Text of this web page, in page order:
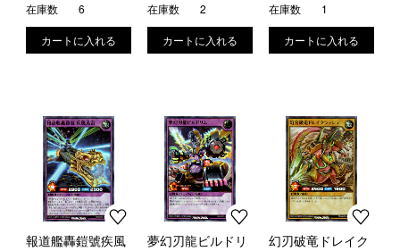
在庫数 6 在庫数 2 在庫数 1
報道艦轟鎧號疾風
夢幻刃龍ビルドリ
幻刃破竜ドレイク